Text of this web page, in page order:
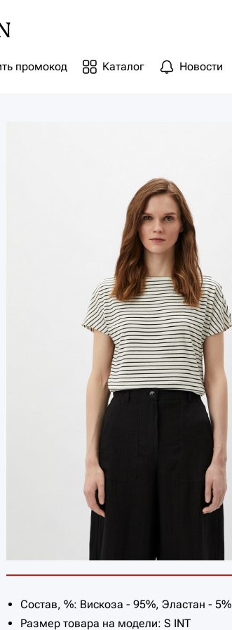
промокод Каталог Новости
Состав, %: Вискоза - 95%, Эластан - 5%
Размер товара на модели: S INT